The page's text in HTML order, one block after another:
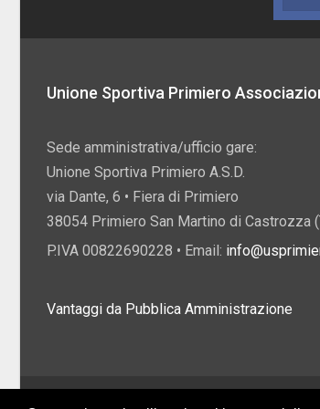
Unione Sportiva Primiero
Sede amministrativa/ufficio gare:
Unione Sportiva Primiero A.S.D.
via Dante, 6 • Fiera di Primiero
38054 Primiero San Martino di Castrozza
P.IVA 00822690228 • Email:
Vantaggi da Pubblica Amministrazione